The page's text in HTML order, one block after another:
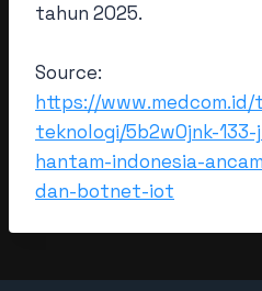
tahun 2025.
Source:
https://
teknologi/5b2wOjnk-
hantam-indonesia-
dan-botnet-iot